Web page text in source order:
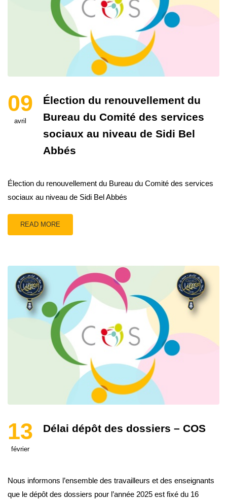
09
avril
Élection du renouvellement du
Bureau du Comité des services
sociaux au niveau de Sidi Bel
Abbés
Élection du renouvellement du Bureau du Comité des services
sociaux au niveau de Sidi Bel Abbés
READ MORE
13
février
Délai dépôt des dossiers – COS
Nous informons l’ensemble des travailleurs et des enseignants
que le dépôt des dossiers pour l’année 2025 est fixé du 16